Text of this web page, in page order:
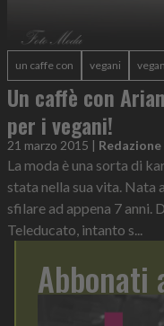
un caffe con vegani
Un caffè con
per i vegani!
21 marzo 2015 Redazione
La moda è una sorta di
stata nella sua vita. Nata
sfilare ad appena 7 anni.
Teleducato, intanto s...
Abbonati